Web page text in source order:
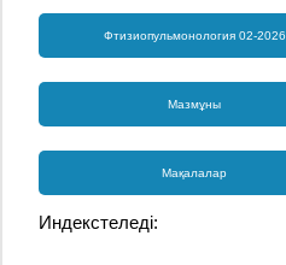
Фтизиопульмонология 02-2026
Мазмұны
Мақалалар
Индекстеледі: